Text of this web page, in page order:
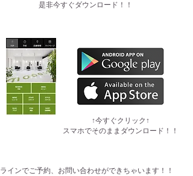
是非今すぐダウンロード！！
​↑今すぐクリック↑
スマホでそのままダウンロード！！
ラインでご予約、お問い合わせができちゃいます！！